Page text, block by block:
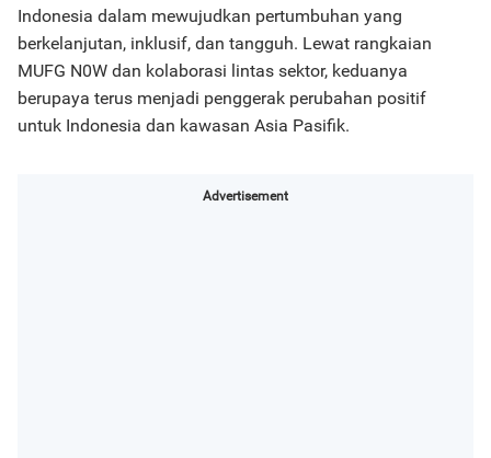
Indonesia dalam mewujudkan pertumbuhan yang
berkelanjutan, inklusif, dan tangguh. Lewat rangkaian
MUFG N0W dan kolaborasi lintas sektor, keduanya
berupaya terus menjadi penggerak perubahan positif
untuk Indonesia dan kawasan Asia Pasifik.
Advertisement